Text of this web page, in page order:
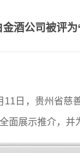
金酒公司被评
11日，贵州省慈
面展示推介，并